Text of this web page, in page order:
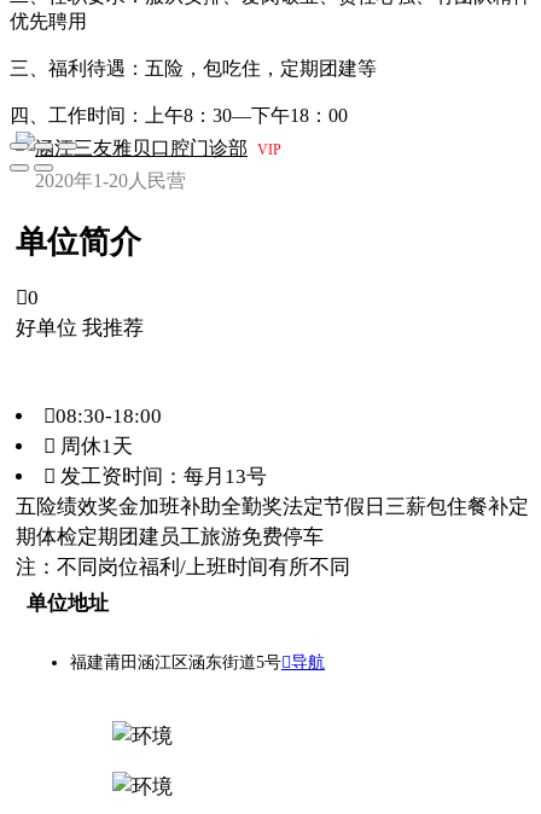
优先聘用
三、福利待遇：五险，包吃住，定期团建等
四、工作时间：上午8：30—下午18：00
涵江三友雅贝口腔门诊部
VIP
2020年1-20人 民营
单位简介
0
好单位 我推荐
08:30-18:00
 周休1天
 发工资时间：每月13号
五险绩效奖金加班补助全勤奖法定节假日三薪包住餐补定
期体检定期团建 员工旅游免费停车
注：不同岗位福利/上班时间有所不同
单位地址
福建莆田涵江区涵东街道5号导航